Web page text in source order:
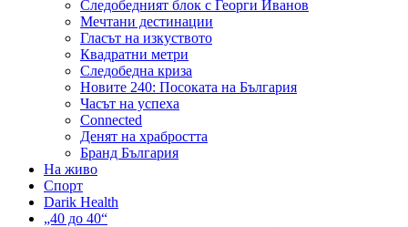
Следобедният блок с Георги Иванов
Мечтани дестинации
Гласът на изкуството
Квадратни метри
Следобедна криза
Новите 240: Посоката на България
Часът на успеха
Connected
Денят на храбростта
Бранд България
На живо
Спорт
Darik Health
„40 до 40“